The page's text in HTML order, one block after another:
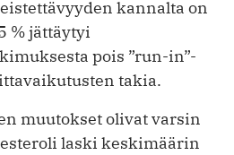
kannalta on
% jättäytyi
pois ”run-in”-
takia.
muutokset olivat varsin
laski keskimäärin